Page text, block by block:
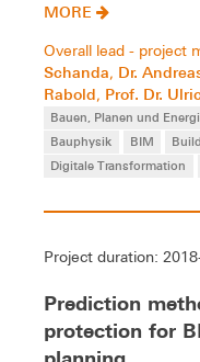
MORE
Overall lead - project
Schanda, Dr.
Rabold, Prof. Dr.
Bauen, Planen und
Bauphysik
BIM
Digitale Transformation
Project duration:
Prediction
protection for